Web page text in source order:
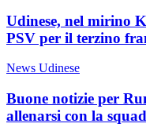
Udinese, nel mirino
PSV per il terzino
News Udinese
Buone notizie per
allenarsi con la